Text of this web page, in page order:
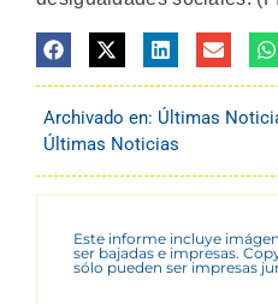
Archivado en: Últimas
Últimas Noticias
Este informe incluye
ser bajadas e impresas.
sólo pueden ser impresas